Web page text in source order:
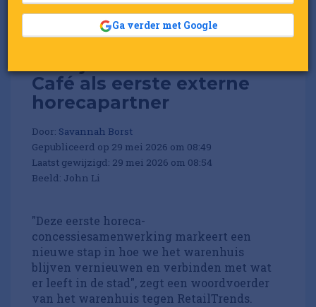
Café als eerste externe
horecapartner
Door: Savannah Borst
Gepubliceerd op 29 mei 2026 om 08:49
Laatst gewijzigd: 29 mei 2026 om 08:54
Beeld: John Li
"Deze eerste horeca-
concessiesamenwerking markeert een
nieuwe stap in hoe we het warenhuis
blijven vernieuwen en verbinden met wat
er leeft in de stad", zegt een woordvoerder
van het warenhuis tegen RetailTrends.
Ga verder met Google